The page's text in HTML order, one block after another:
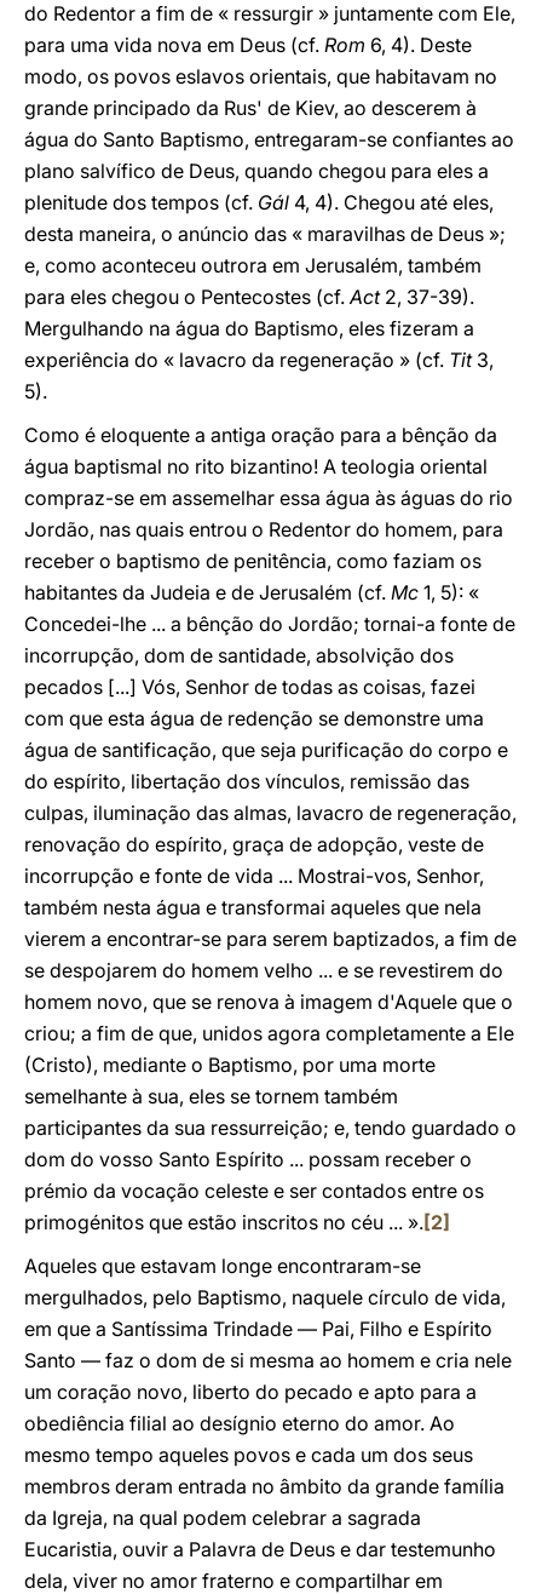
do Redentor a fim de « ressurgir » juntamente com Ele,
para uma vida nova em Deus (cf. Rom 6, 4). Deste
modo, os povos eslavos orientais, que habitavam no
grande principado da Rus' de Kiev, ao descerem à
água do Santo Baptismo, entregaram-se confiantes ao
plano salvífico de Deus, quando chegou para eles a
plenitude dos tempos (cf. Gál 4, 4). Chegou até eles,
desta maneira, o anúncio das « maravilhas de Deus »;
e, como aconteceu outrora em Jerusalém, também
para eles chegou o Pentecostes (cf.Act2, 37-39).
Mergulhando na água do Baptismo, eles fizeram a
experiência do « lavacro da regeneração » (cf. Tit3,
5).
Como é eloquente a antiga oração para a bênção da
água baptismal no rito bizantino! A teologia oriental
compraz-se em assemelhar essa água às águas do rio
Jordão, nas quais entrou o Redentor do homem, para
receber o baptismo de penitência, como faziam os
habitantes da Judeia e de Jerusalém (cf. Mc 1, 5): «
Concedei-lhe ... a bênção do Jordão; tornai-a fonte de
incorrupção, dom de santidade, absolvição dos
pecados [...] Vós, Senhor de todas as coisas, fazei
com que esta água de redenção se demonstre uma
água de santificação, que seja purificação do corpo e
do espírito, libertação dos vínculos, remissão das
culpas, iluminação das almas, lavacro de regeneração,
renovação do espírito, graça de adopção, veste de
incorrupção e fonte de vida ... Mostrai-vos, Senhor,
também nesta água e transformai aqueles que nela
vierem a encontrar-se para serem baptizados, a fim de
se despojarem do homem velho ... e se revestirem do
homem novo, que se renova à imagem d'Aquele que o
criou; a fim de que, unidos agora completamente a Ele
(Cristo), mediante o Baptismo, por uma morte
semelhante à sua, eles se tornem também
participantes da sua ressurreição; e, tendo guardado o
dom do vosso Santo Espírito ... possam receber o
prémio da vocação celeste e ser contados entre os
primogénitos que estão inscritos no céu ... ».[2]
Aqueles que estavam longe encontraram-se
mergulhados, pelo Baptismo, naquele círculo de vida,
em que a Santíssima Trindade — Pai, Filho e Espírito
Santo — faz o dom de si mesma ao homem e cria nele
um coração novo, liberto do pecado e apto para a
obediência filial ao desígnio eterno do amor. Ao
mesmo tempo aqueles povos e cada um dos seus
membros deram entrada no âmbito da grande família
da Igreja, na qual podem celebrar a sagrada
Eucaristia, ouvir a Palavra de Deus e dar testemunho
dela, viver no amor fraterno e compartilhar em